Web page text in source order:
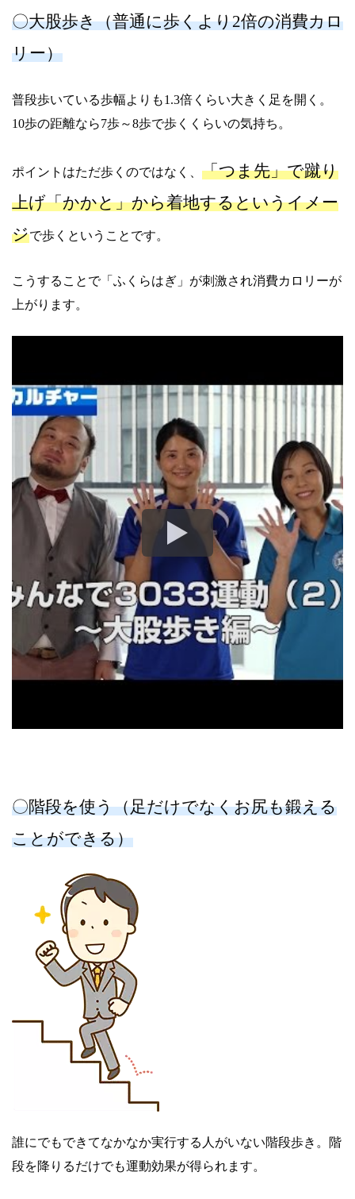
〇大股歩き（普通に歩くより2倍の消費カロ
リー）
普段歩いている歩幅よりも1.3倍くらい大きく足を開く。
10歩の距離なら7歩～8歩で歩くくらいの気持ち。
ポイントはただ歩くのではなく、 「つま先」で蹴り
上げ「かかと」から着地するというイメー
ジで歩くということです。
こうすることで「ふくらはぎ」が刺激され消費カロリーが
上がります。
〇階段を使う（足だけでなくお尻も鍛える
ことができる）
誰にでもできてなかなか実行する人がいない階段歩き。階
段を降りるだけでも運動効果が得られます。